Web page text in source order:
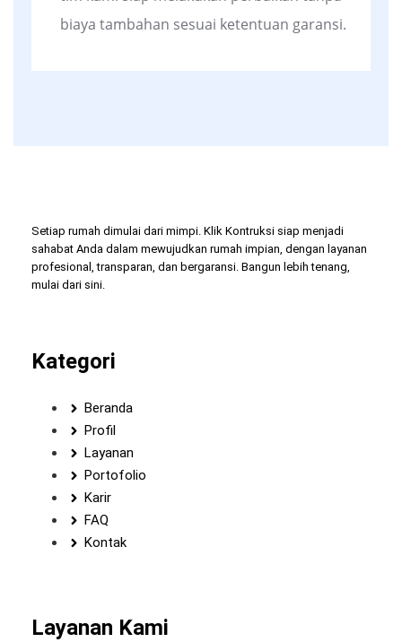
biaya tambahan sesuai ketentuan garansi.
Setiap rumah dimulai dari mimpi. Klik Kontruksi siap menjadi
sahabat Anda dalam mewujudkan rumah impian, dengan layanan
profesional, transparan, dan bergaransi. Bangun lebih tenang,
mulai dari sini.
Kategori
Beranda
Profil
Layanan
Portofolio
Karir
FAQ
Kontak
Layanan Kami